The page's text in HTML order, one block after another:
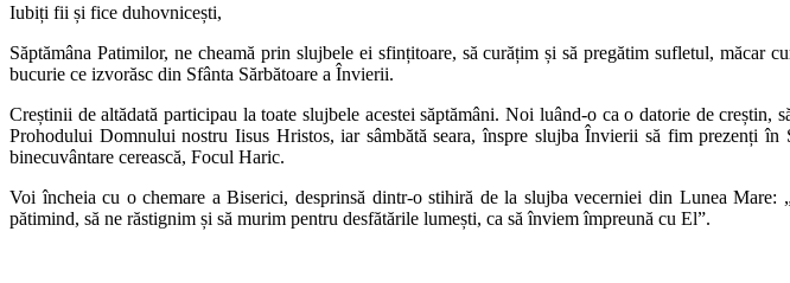
Iubiți fii și fice duhovnicești,
Săptămâna Patimilor, ne cheamă prin slujbele ei sfințitoare, să curățim și să pregătim sufletul, măcar
bucurie ce izvorăsc din Sfânta Sărbătoare a Învierii.
Creștinii de altădată participau la toate slujbele acestei săptămâni. Noi luând-o ca o datorie de
Prohodului Domnului nostru Iisus Hristos, iar sâmbătă seara, înspre slujba Învierii să fim prezenți
binecuvântare cerească, Focul Haric.
Voi încheia cu o chemare a Biserici, desprinsă dintr-o stihiră de la slujba vecerniei din Lunea
pătimind, să ne răstignim și să murim pentru desfătările lumești, ca să înviem împreună cu El”.